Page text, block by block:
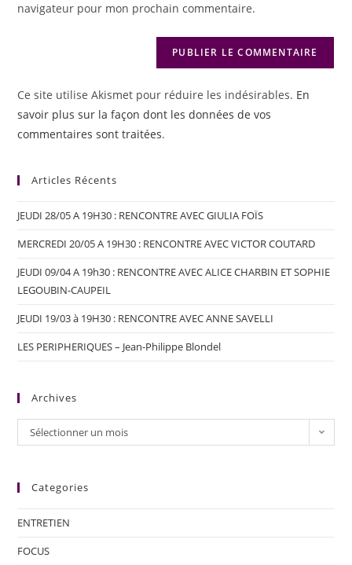
navigateur pour mon prochain commentaire.
Ce site utilise Akismet pour réduire les indésirables. En
savoir plus sur la façon dont les données de vos
commentaires sont traitées.
Articles Récents
JEUDI 28/05 A 19H30 : RENCONTRE AVEC GIULIA FOÏS
MERCREDI 20/05 A 19H30 : RENCONTRE AVEC VICTOR COUTARD
JEUDI 09/04 A 19h30 : RENCONTRE AVEC ALICE CHARBIN ET SOPHIE
LEGOUBIN-CAUPEIL
JEUDI 19/03 à 19H30 : RENCONTRE AVEC ANNE SAVELLI
LES PERIPHERIQUES – Jean-Philippe Blondel
Archives
Sélectionner un mois
Categories
ENTRETIEN
FOCUS